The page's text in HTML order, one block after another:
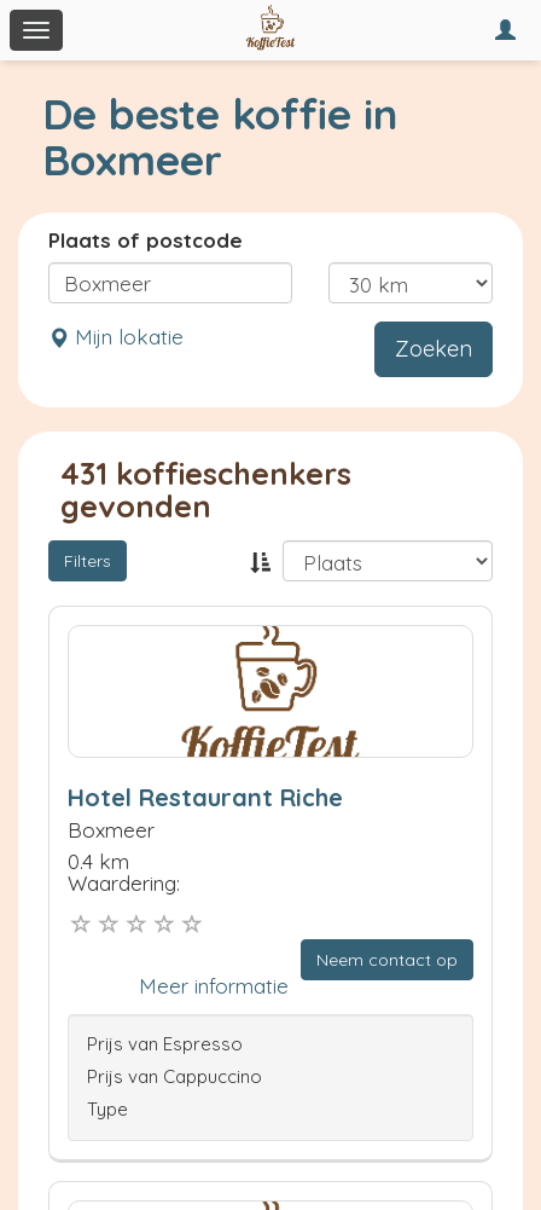
Toggle
navigation
De beste koffie in
Boxmeer
Plaats of postcode
Mijn lokatie Zoeken
431 koffieschenkers
gevonden
Filters
Hotel Restaurant Riche
Boxmeer
0.4 km
Waardering:
Neem contact op
Meer informatie
Prijs van Espresso
Prijs van Cappuccino
Type